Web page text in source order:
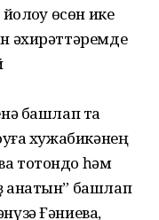
өсөн ике
әхирәттәремде
башлап та
хужабикәнең
тотондо һәм
ҡанатын” башлап
Ғәниева,